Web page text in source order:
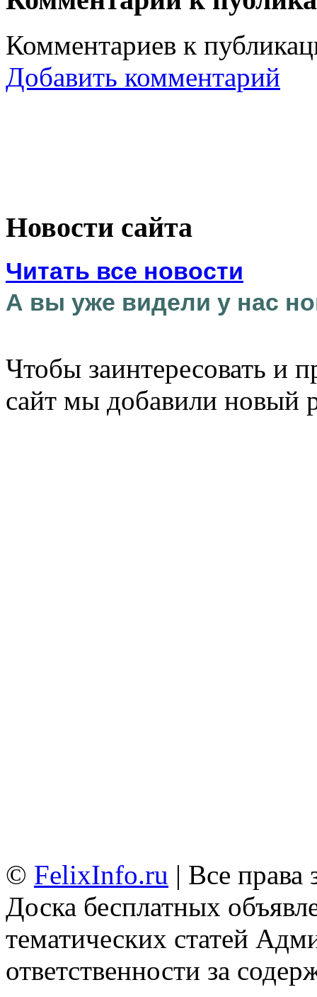
Комментариев к
Добавить комментарий
Новости сайта
Читать все новости
А вы уже видели у нас
Чтобы заинтересовать и
сайт мы добавили новый
© FelixInfo.ru | Все
Доска бесплатных
тематических статей
ответственности за